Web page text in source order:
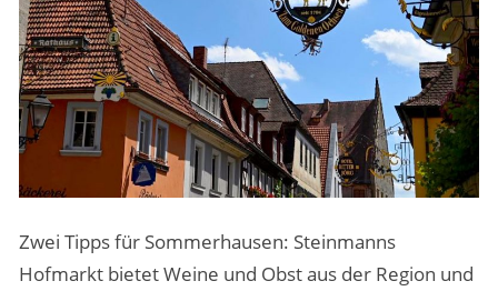
Zwei Tipps für Sommerhausen: Steinmanns
Hofmarkt bietet Weine und Obst aus der Region und